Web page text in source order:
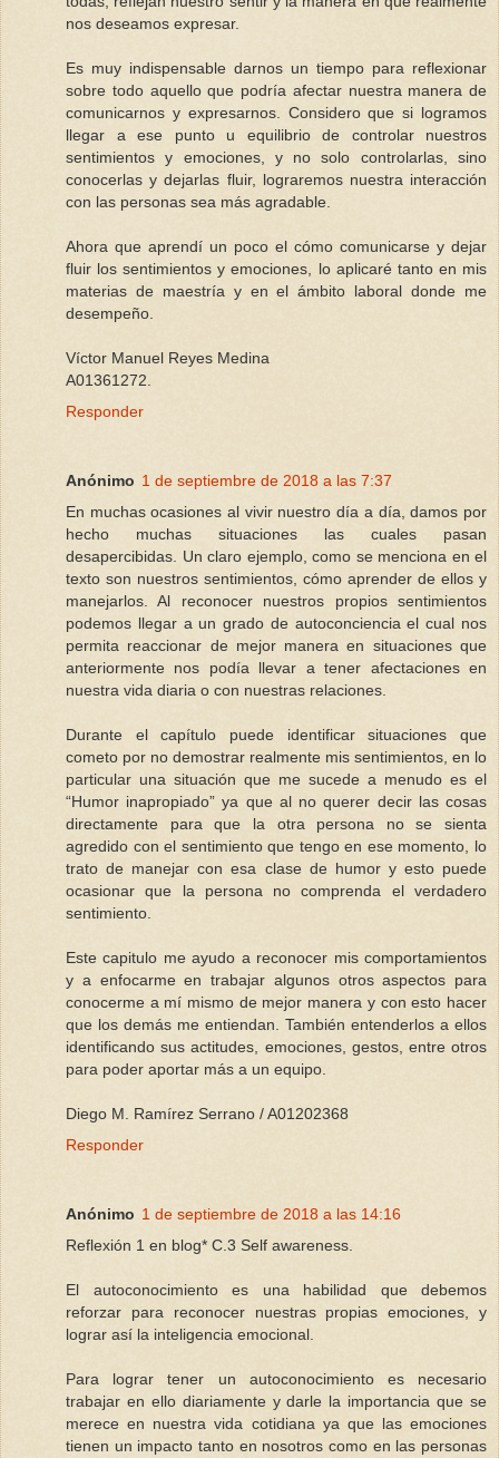
nos deseamos expresar.
Es muy indispensable darnos un tiempo para reflexionar
sobre todo aquello que podría afectar nuestra manera de
comunicarnos y expresarnos. Considero que si logramos
llegar a ese punto u equilibrio de controlar nuestros
sentimientos y emociones, y no solo controlarlas, sino
conocerlas y dejarlas fluir, lograremos nuestra interacción
con las personas sea más agradable.
Ahora que aprendí un poco el cómo comunicarse y dejar
fluir los sentimientos y emociones, lo aplicaré tanto en mis
materias de maestría y en el ámbito laboral donde me
desempeño.
Víctor Manuel Reyes Medina
A01361272.
Responder
Anónimo 1 de septiembre de 2018 a las 7:37
En muchas ocasiones al vivir nuestro día a día, damos por
hecho muchas situaciones las cuales pasan
desapercibidas. Un claro ejemplo, como se menciona en el
texto son nuestros sentimientos, cómo aprender de ellos y
manejarlos. Al reconocer nuestros propios sentimientos
podemos llegar a un grado de autoconciencia el cual nos
permita reaccionar de mejor manera en situaciones que
anteriormente nos podía llevar a tener afectaciones en
nuestra vida diaria o con nuestras relaciones.
Durante el capítulo puede identificar situaciones que
cometo por no demostrar realmente mis sentimientos, en lo
particular una situación que me sucede a menudo es el
“Humor inapropiado” ya que al no querer decir las cosas
directamente para que la otra persona no se sienta
agredido con el sentimiento que tengo en ese momento, lo
trato de manejar con esa clase de humor y esto puede
ocasionar que la persona no comprenda el verdadero
sentimiento.
Este capitulo me ayudo a reconocer mis comportamientos
y a enfocarme en trabajar algunos otros aspectos para
conocerme a mí mismo de mejor manera y con esto hacer
que los demás me entiendan. También entenderlos a ellos
identificando sus actitudes, emociones, gestos, entre otros
para poder aportar más a un equipo.
Diego M. Ramírez Serrano / A01202368
Responder
Anónimo 1 de septiembre de 2018 a las 14:16
Reflexión 1 en blog* C.3 Self awareness.
El autoconocimiento es una habilidad que debemos
reforzar para reconocer nuestras propias emociones, y
lograr así la inteligencia emocional.
Para lograr tener un autoconocimiento es necesario
trabajar en ello diariamente y darle la importancia que se
merece en nuestra vida cotidiana ya que las emociones
tienen un impacto tanto en nosotros como en las personas